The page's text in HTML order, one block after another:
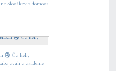
Slovákov z domova
Čo keby
o osadenie